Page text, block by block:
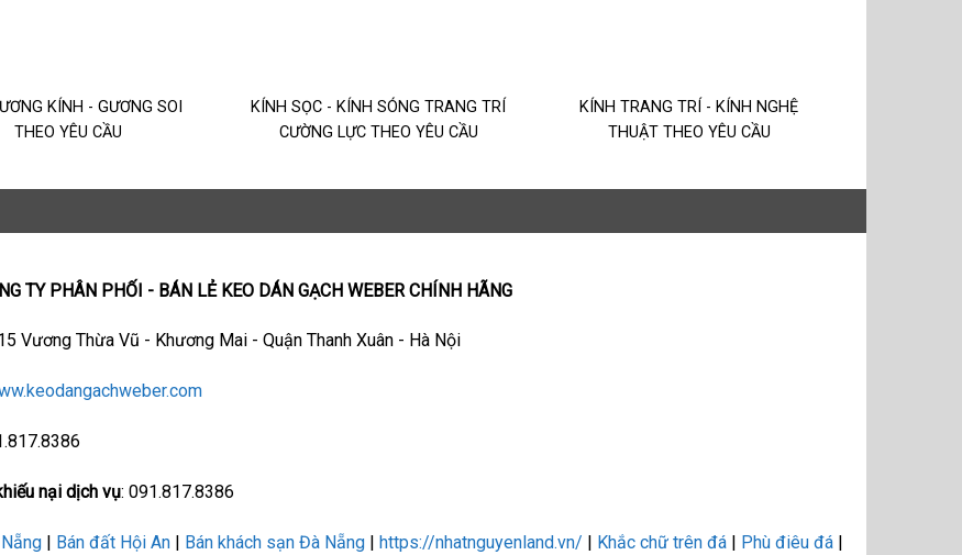
KÍNH - GƯƠNG SOI
THEO YÊU CẦU
KÍNH SỌC - KÍNH SÓNG TRANG TRÍ
CƯỜNG LỰC THEO YÊU CẦU
KÍNH TRANG TRÍ - KÍNH NGHỆ
THUẬT THEO YÊU CẦU
TY PHÂN PHỐI - BÁN LẺ KEO DÁN GẠCH WEBER CHÍNH HÃNG
Vương Thừa Vũ - Khương Mai - Quận Thanh Xuân - Hà Nội
nại dịch vụ: 091.817.8386
| Bán đất Hội An | Bán khách sạn Đà Nẵng |https://nhatnguyenland.vn/ | Khắc chữ trên đá | Phù điêu đá |